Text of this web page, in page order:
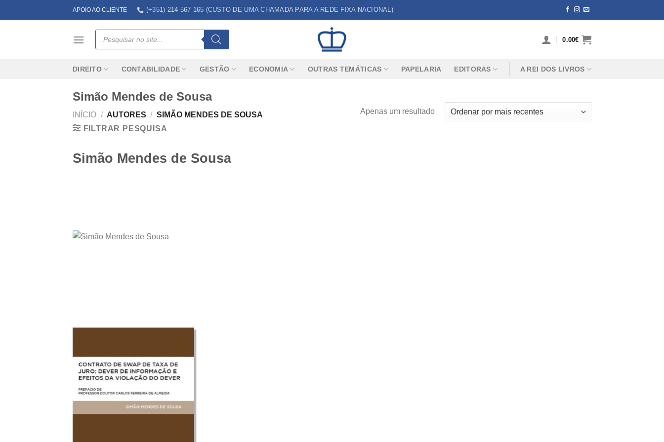
to
APOIO AO CLIENTE (+351) 214 567 165 (CUSTO DE UMA CHAMADA PARA A REDE FIXA NACIONAL)
Products
search
0.00€
DIREITO CONTABILIDADE GESTÃO ECONOMIA OUTRAS TEMÁTICAS PAPELARIA EDITORAS A REI DOS LIVROS
Simão Mendes de Sousa
INÍCIO / AUTORES / SIMÃO MENDES DE SOUSA
FILTRAR PESQUISA
Apenas um resultado
Simão Mendes de Sousa